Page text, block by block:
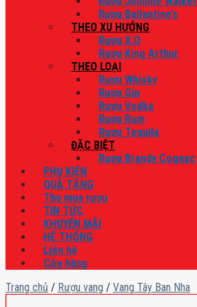
Rượu Ballantine’s
THEO XU HƯỚNG
Rượu X.O
Rượu King Arthur
THEO LOẠI
Rượu Whisky
Rượu Gin
Rượu Vodka
Rượu Rum
Rượu Tequila
ĐẶC BIỆT
Rượu Brandy Cognac
PHỤ KIỆN
QUÀ TẶNG
Thu mua rượu
TIN TỨC
KHUYẾN MÃI
HỆ THỐNG
Liên hệ
Cửa hàng
Trang chủ / Rượu vang / Vang Tây Ban Nha